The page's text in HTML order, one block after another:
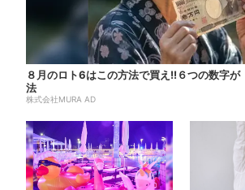
８月のロト6はこの方法で買え!!６つの数字が
法
株式会社MURA AD